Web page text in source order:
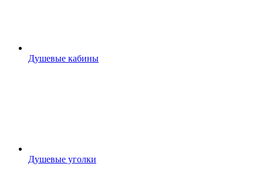
Душевые кабины
Душевые уголки